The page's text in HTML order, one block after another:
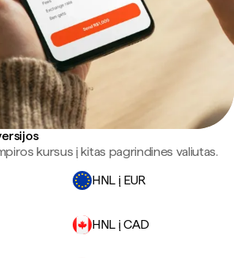
kursus į kitas pagrindines valiutas.
HNL į EUR
HNL į CAD